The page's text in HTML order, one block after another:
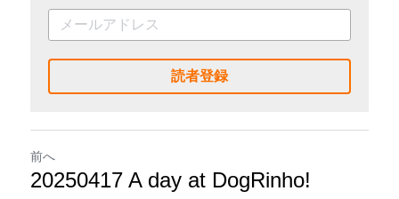
読者登録
前へ
20250417 A day at DogRinho!